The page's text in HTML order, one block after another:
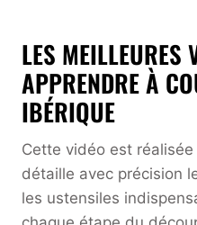
LES MEILLEURES
APPRENDRE À
IBÉRIQUE
Cette vidéo est
détaille avec précision
les ustensiles